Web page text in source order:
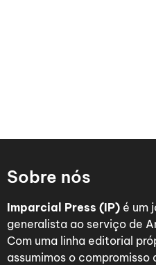
Sobre nós
Imparcial Press (IP) é um
generalista ao serviço de
Com uma linha editorial
assumimos o compromisso